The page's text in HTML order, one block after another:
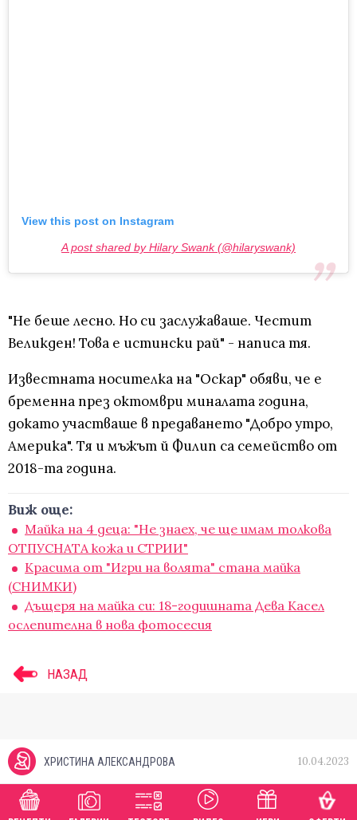
View this post on Instagram
A post shared by Hilary Swank (@hilaryswank)
"Не беше лесно. Но си заслужаваше. Честит
Великден! Това е истински рай" - написа тя.
Известната носителка на "Оскар" обяви, че е
бременна през октомври миналата година,
докато участваше в предаването "Добро утро,
Америка". Тя и мъжът й Филип са семейство от
2018-та година.
Виж още:
Майка на 4 деца: "Не знаех, че ще имам толкова
ОТПУСНАТА кожа и СТРИИ"
Красима от "Игри на волята" стана майка
(СНИМКИ)
Дъщеря на майка си: 18-годишната Дева Касел
ослепителна в нова фотосесия
НАЗАД
ХРИСТИНА АЛЕКСАНДРОВА 10.04.2023